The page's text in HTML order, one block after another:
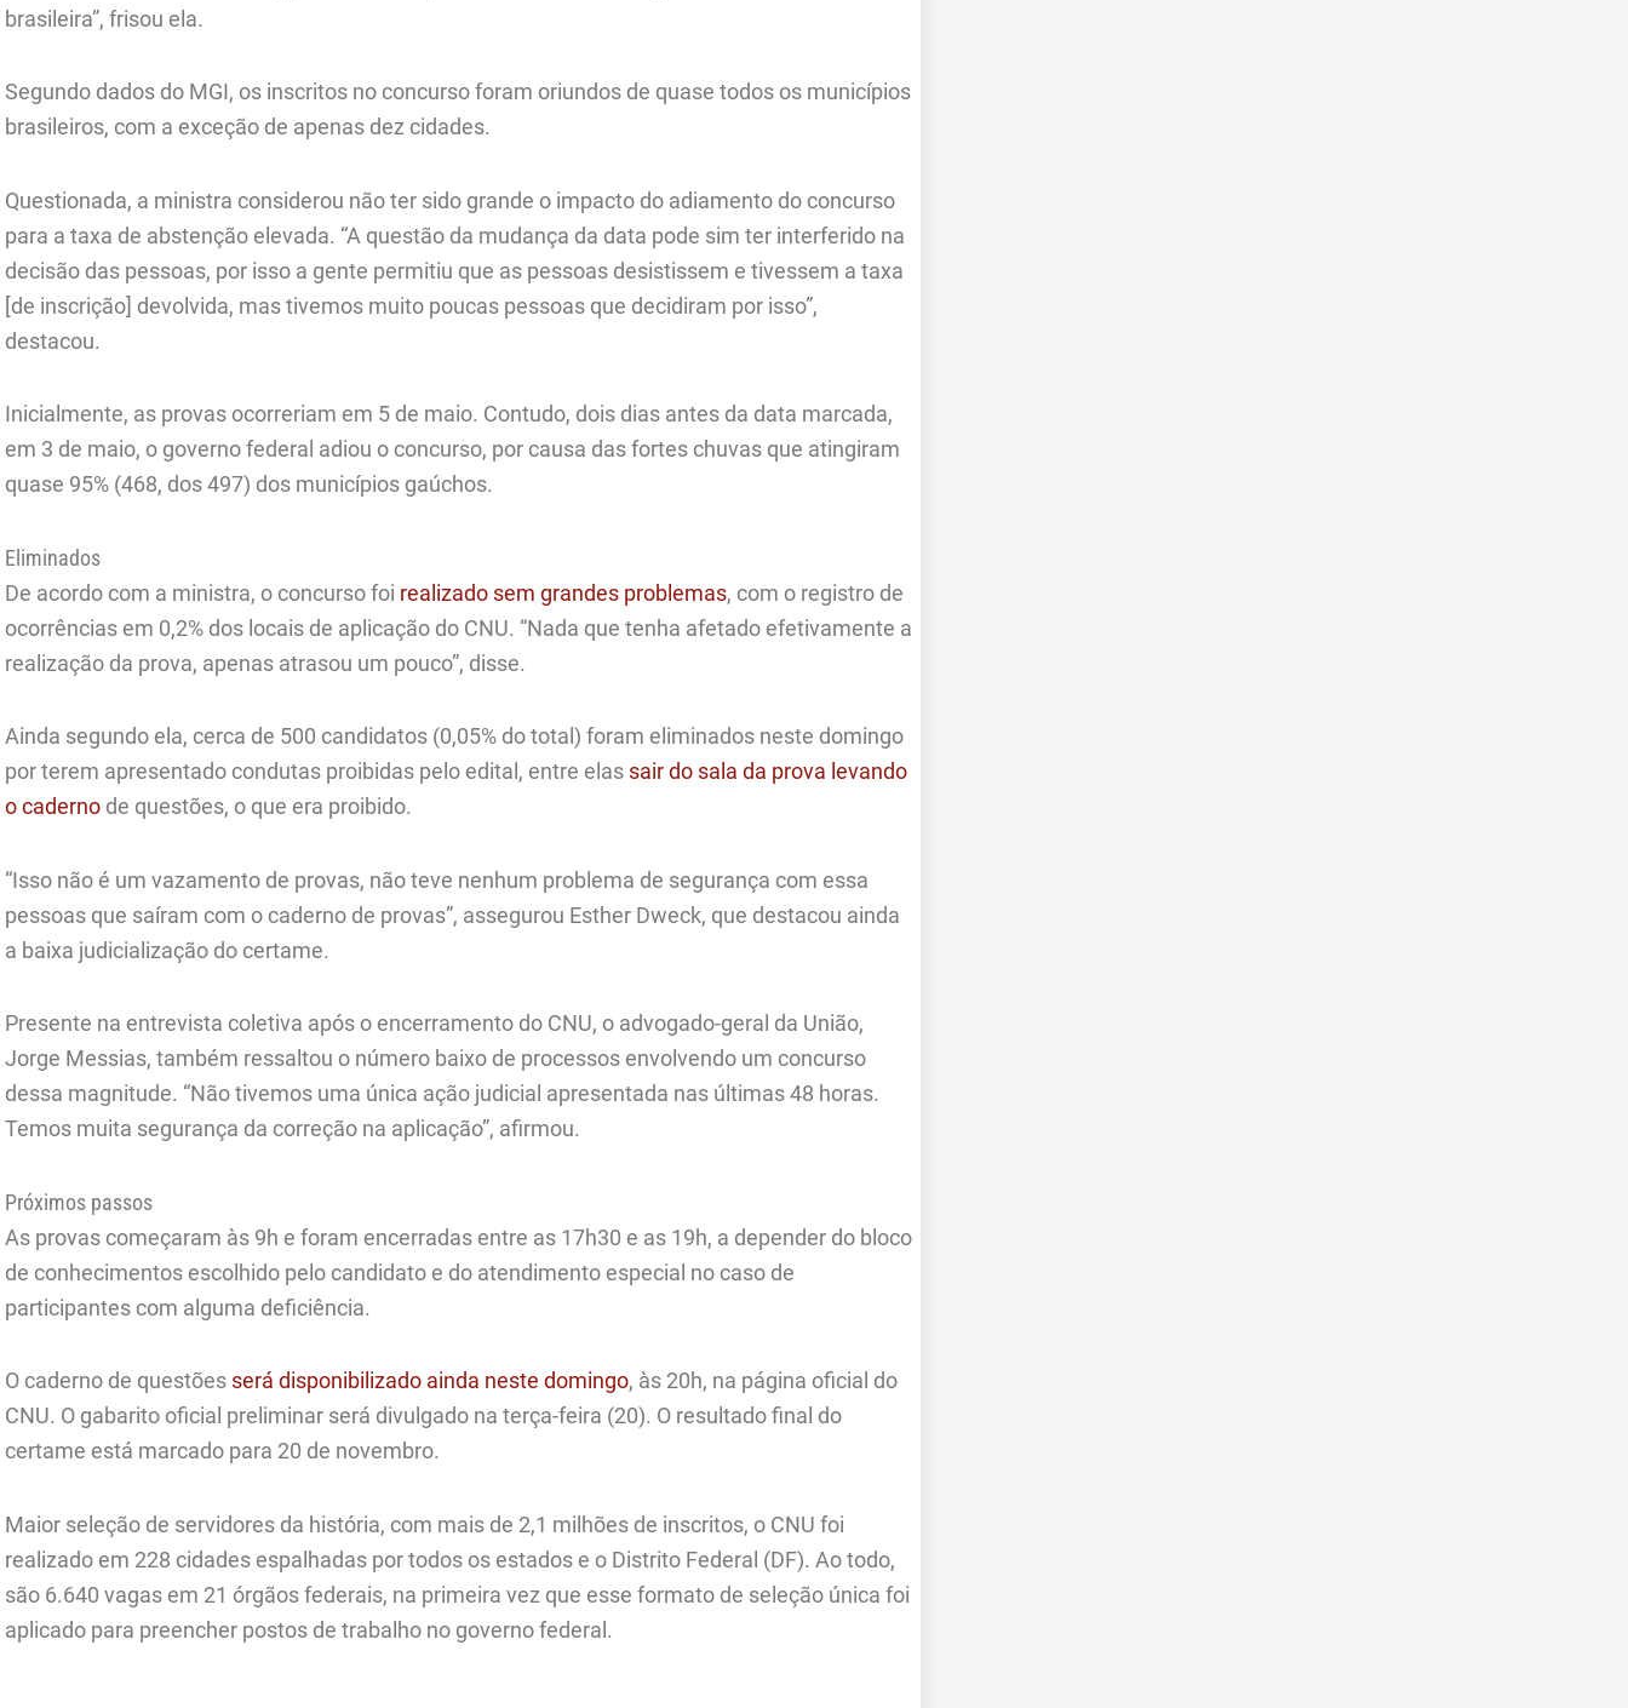
brasileira”, frisou ela.
Segundo dados do MGI, os inscritos no concurso foram oriundos de quase todos os municípios
brasileiros, com a exceção de apenas dez cidades.
Questionada, a ministra considerou não ter sido grande o impacto do adiamento do concurso
para a taxa de abstenção elevada. “A questão da mudança da data pode sim ter interferido na
decisão das pessoas, por isso a gente permitiu que as pessoas desistissem e tivessem a taxa
[de inscrição] devolvida, mas tivemos muito poucas pessoas que decidiram por isso”,
destacou.
Inicialmente, as provas ocorreriam em 5 de maio. Contudo, dois dias antes da data marcada,
em 3 de maio, o governo federal adiou o concurso, por causa das fortes chuvas que atingiram
quase 95% (468, dos 497) dos municípios gaúchos.
Eliminados
De acordo com a ministra, o concurso foi realizado sem grandes problemas, com o registro de
ocorrências em 0,2% dos locais de aplicação do CNU. “Nada que tenha afetado efetivamente a
realização da prova, apenas atrasou um pouco”, disse.
Ainda segundo ela, cerca de 500 candidatos (0,05% do total) foram eliminados neste domingo
por terem apresentado condutas proibidas pelo edital, entre elas sair do sala da prova levando
o caderno de questões, o que era proibido.
“Isso não é um vazamento de provas, não teve nenhum problema de segurança com essa
pessoas que saíram com o caderno de provas”, assegurou Esther Dweck, que destacou ainda
a baixa judicialização do certame.
Presente na entrevista coletiva após o encerramento do CNU, o advogado-geral da União,
Jorge Messias, também ressaltou o número baixo de processos envolvendo um concurso
dessa magnitude. “Não tivemos uma única ação judicial apresentada nas últimas 48 horas.
Temos muita segurança da correção na aplicação”, afirmou.
Próximos passos
As provas começaram às 9h e foram encerradas entre as 17h30 e as 19h, a depender do bloco
de conhecimentos escolhido pelo candidato e do atendimento especial no caso de
participantes com alguma deficiência.
O caderno de questões será disponibilizado ainda neste domingo, às 20h, na página oficial do
CNU. O gabarito oficial preliminar será divulgado na terça-feira (20). O resultado final do
certame está marcado para 20 de novembro.
Maior seleção de servidores da história, com mais de 2,1 milhões de inscritos, o CNU foi
realizado em 228 cidades espalhadas por todos os estados e o Distrito Federal (DF). Ao todo,
são 6.640 vagas em 21 órgãos federais, na primeira vez que esse formato de seleção única foi
aplicado para preencher postos de trabalho no governo federal.